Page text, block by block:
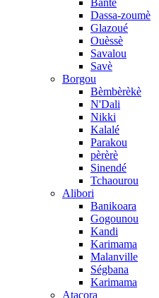
Bantè
Dassa-zoumè
Glazoué
Ouèssè
Savalou
Savè
Borgou
Bèmbèrèkè
N'Dali
Nikki
Kalalé
Parakou
pèrèrè
Sinendé
Tchaourou
Alibori
Banikoara
Gogounou
Kandi
Karimama
Malanville
Ségbana
Karimama
Atacora